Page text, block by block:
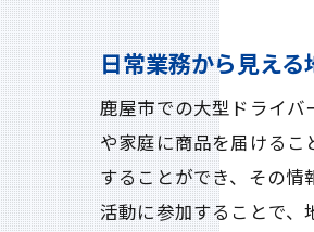
日常業務から見え
鹿屋市での大型ドライバ
や家庭に商品を届けるこ
することができ、その情
活動に参加することで、